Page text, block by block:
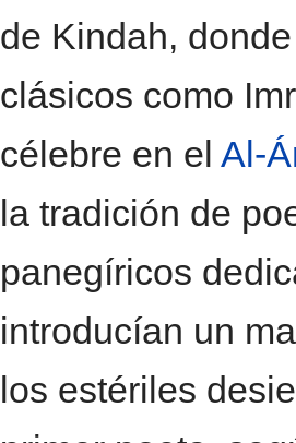
de Kindah,
clásicos como
célebre en el Al-
la tradición de
panegíricos
introducían un
los estériles